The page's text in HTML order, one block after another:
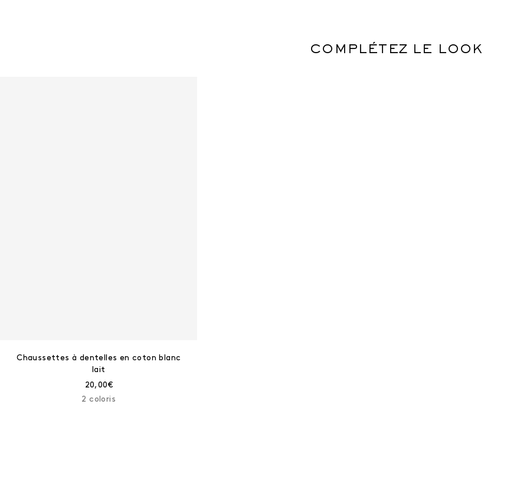
COMPLÉTEZ LE LOOK
Chaussettes à dentelles en coton blanc
lait
Prix courant :
20,00€
2 coloris